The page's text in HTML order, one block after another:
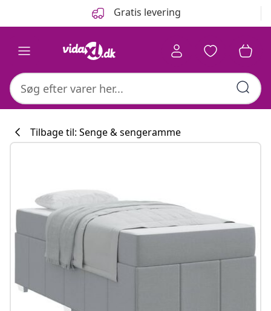
Gratis levering
#sharemevidaxl
Tilbage til: Senge & sengeramme